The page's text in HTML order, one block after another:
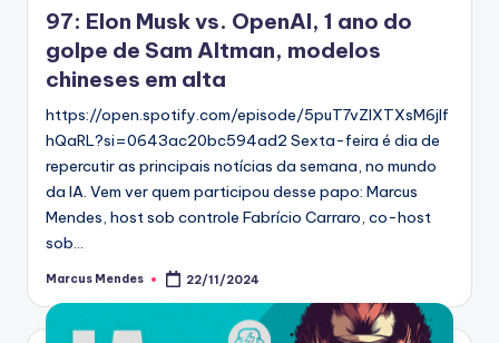
97: Elon Musk vs. OpenAI, 1 ano do
golpe de Sam Altman, modelos
chineses em alta
https://open.spotify.com/episode/5puT7vZIXTXsM6jlf
hQaRL?si=0643ac20bc594ad2 Sexta-feira é dia de
repercutir as principais notícias da semana, no mundo
da IA. Vem ver quem participou desse papo: Marcus
Mendes, host sob controle Fabrício Carraro, co-host
sob…
Posted
Marcus Mendes 22/11/2024